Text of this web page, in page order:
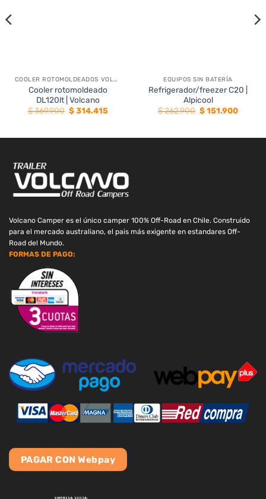
15%
COOLER ROTOMOLDEADOS VOLCANO
Cooler rotomoldeado
DL120lt | Volcano
$369.900 El
precio
$ 369.900.
$314.415El
$ 314.415.
42%
EQUIPOS SIN BATERÍA
Refrigerador/freezer C20 |
Alpicool
$262.900 El
precio
$ 262.900.
$151.900El
$
Volcano Camper es el único camper 100% Off-Road en Chile. Construido
para el mercado australiano, el pais más exigente en estandares Off-
Road del Mundo.
FORMAS DE PAGO:
PAGAR CON Webpay